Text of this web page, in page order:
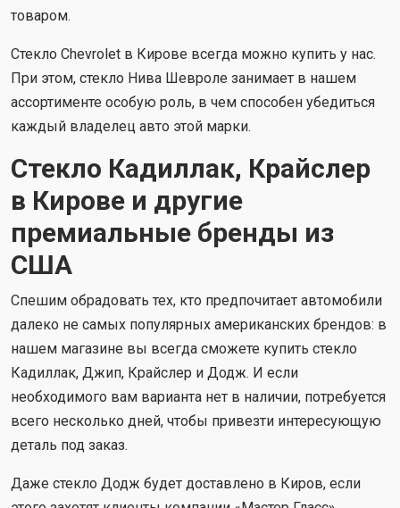
товаром.
Стекло Chevrolet в Кирове всегда можно купить у нас.
При этом, стекло Нива Шевроле занимает в нашем
ассортименте особую роль, в чем способен убедиться
каждый владелец авто этой марки.
Стекло Кадиллак, Крайслер
в Кирове и другие
премиальные бренды из
США
Спешим обрадовать тех, кто предпочитает автомобили
далеко не самых популярных американских брендов: в
нашем магазине вы всегда сможете купить стекло
Кадиллак, Джип, Крайслер и Додж. И если
необходимого вам варианта нет в наличии, потребуется
всего несколько дней, чтобы привезти интересующую
деталь под заказ.
Даже стекло Додж будет доставлено в Киров, если